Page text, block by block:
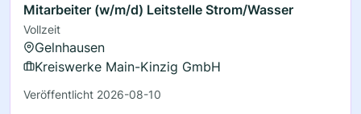
Mitarbeiter (w/m/d) Leitstelle Strom/Wasser
Vollzeit
Gelnhausen
Kreiswerke Main-Kinzig GmbH
Veröffentlicht 2026-08-10